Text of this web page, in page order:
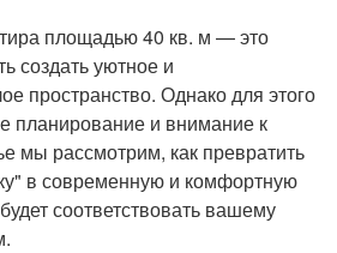
площадью 40 кв. м — это
создать уютное и
пространство. Однако для этого
планирование и внимание к
мы рассмотрим, как превратить
в современную и комфортную
соответствовать вашему